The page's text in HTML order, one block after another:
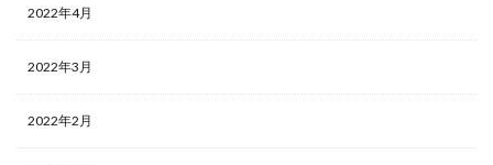
2022年4月
2022年3月
2022年2月